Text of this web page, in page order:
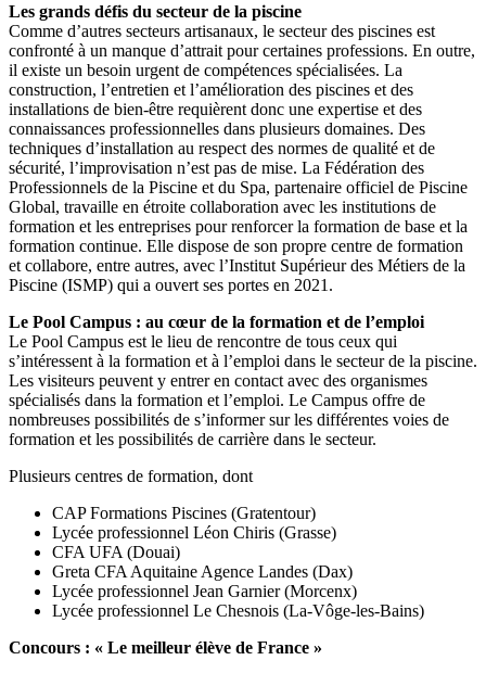
Les grands défis du secteur de la piscine
Comme d’autres secteurs artisanaux, le secteur des piscines est
confronté à un manque d’attrait pour certaines professions. En outre,
il existe un besoin urgent de compétences spécialisées. La
construction, l’entretien et l’amélioration des piscines et des
installations de bien-être requièrent donc une expertise et des
connaissances professionnelles dans plusieurs domaines. Des
techniques d’installation au respect des normes de qualité et de
sécurité, l’improvisation n’est pas de mise. La Fédération des
Professionnels de la Piscine et du Spa, partenaire officiel de Piscine
Global, travaille en étroite collaboration avec les institutions de
formation et les entreprises pour renforcer la formation de base et la
formation continue. Elle dispose de son propre centre de formation
et collabore, entre autres, avec l’Institut Supérieur des Métiers de la
Piscine (ISMP) qui a ouvert ses portes en 2021.
Le Pool Campus : au cœur de la formation et de l’emploi
Le Pool Campus est le lieu de rencontre de tous ceux qui
s’intéressent à la formation et à l’emploi dans le secteur de la piscine.
Les visiteurs peuvent y entrer en contact avec des organismes
spécialisés dans la formation et l’emploi. Le Campus offre de
nombreuses possibilités de s’informer sur les différentes voies de
formation et les possibilités de carrière dans le secteur.
Plusieurs centres de formation, dont
CAP Formations Piscines (Gratentour)
Lycée professionnel Léon Chiris (Grasse)
CFA UFA (Douai)
Greta CFA Aquitaine Agence Landes (Dax)
Lycée professionnel Jean Garnier (Morcenx)
Lycée professionnel Le Chesnois (La-Vôge-les-Bains)
Concours : « Le meilleur élève de France »